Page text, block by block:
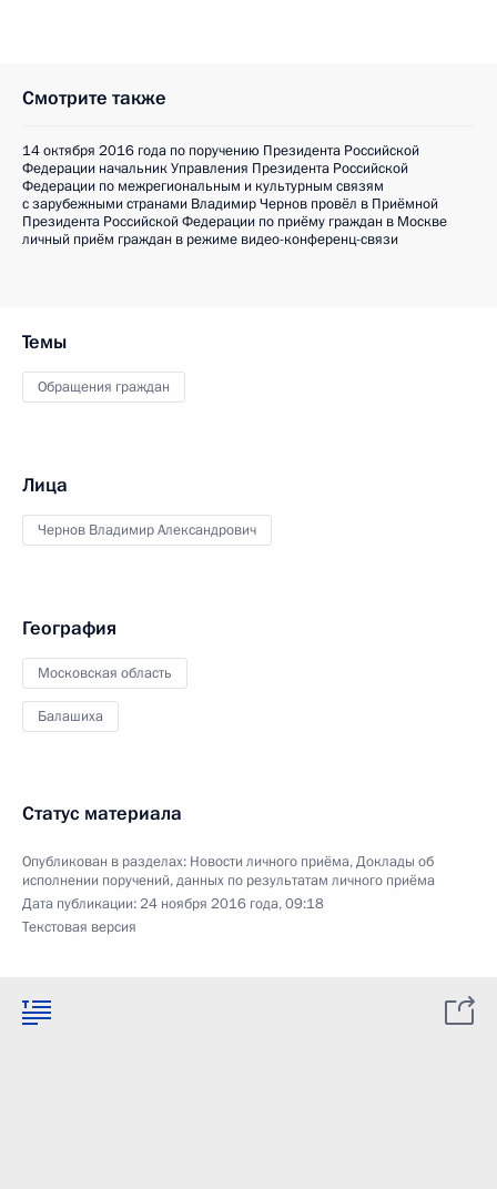
Смотрите также
14 октября 2016 года по поручению Президента Российской
Федерации начальник Управления Президента Российской
Федерации по межрегиональным и культурным связям
с зарубежными странами Владимир Чернов провёл в Приёмной
Президента Российской Федерации по приёму граждан в Москве
личный приём граждан в режиме видео-конференц-связи
Темы
Обращения граждан
Лица
Чернов Владимир Александрович
География
Московская область
Балашиха
Статус материала
Опубликован в разделах: Новости личного приёма,Доклады об
исполнении поручений, данных по результатам личного приёма
Дата публикации:24 ноября 2016 года, 09:18
Текстовая версия